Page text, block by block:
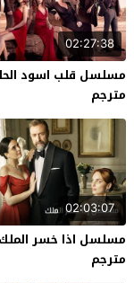
02:27:38
مترجم
02:03:07
مترجم